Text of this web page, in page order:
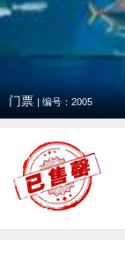
门票 | 编号：2005